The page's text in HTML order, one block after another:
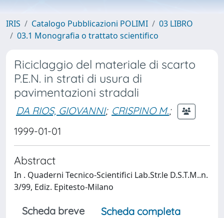
IRIS Catalogo Pubblicazioni POLIMI
03 LIBRO
03.1 Monografia o trattato scientifico
Riciclaggio del materiale di scarto
P.E.N. in strati di usura di
pavimentazioni stradali
DA RIOS, GIOVANNI; CRISPINO M.;
1999-01-01
Abstract
In . Quaderni Tecnico-Scientifici Lab.Str.le D.S.T.M..n.
3/99, Ediz. Epitesto-Milano
Scheda breve
Scheda completa